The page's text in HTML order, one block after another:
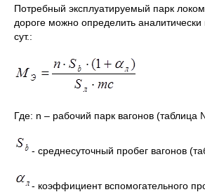
Потребный эксплуатируемый парк
дороге можно определить
сут.:
Где: n – рабочий парк вагонов (таблица
- среднесуточный пробег вагонов
- коэффициент вспомогательного